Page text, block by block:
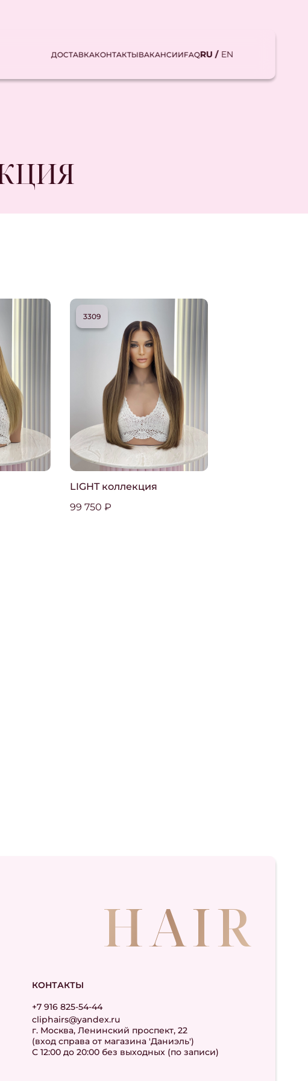
ДОСТАВКАКОНТАКТЫВАКАНСИИFAQRU / EN
3309
LIGHT коллекция
99 750 ₽
КОНТАКТЫ
+7 916 825-54-44
cliphairs@yandex.ru
г. Москва, Ленинский проспект, 22
(вход справа от магазина 'Даниэль')
С 12:00 до 20:00 без выходных (по записи)